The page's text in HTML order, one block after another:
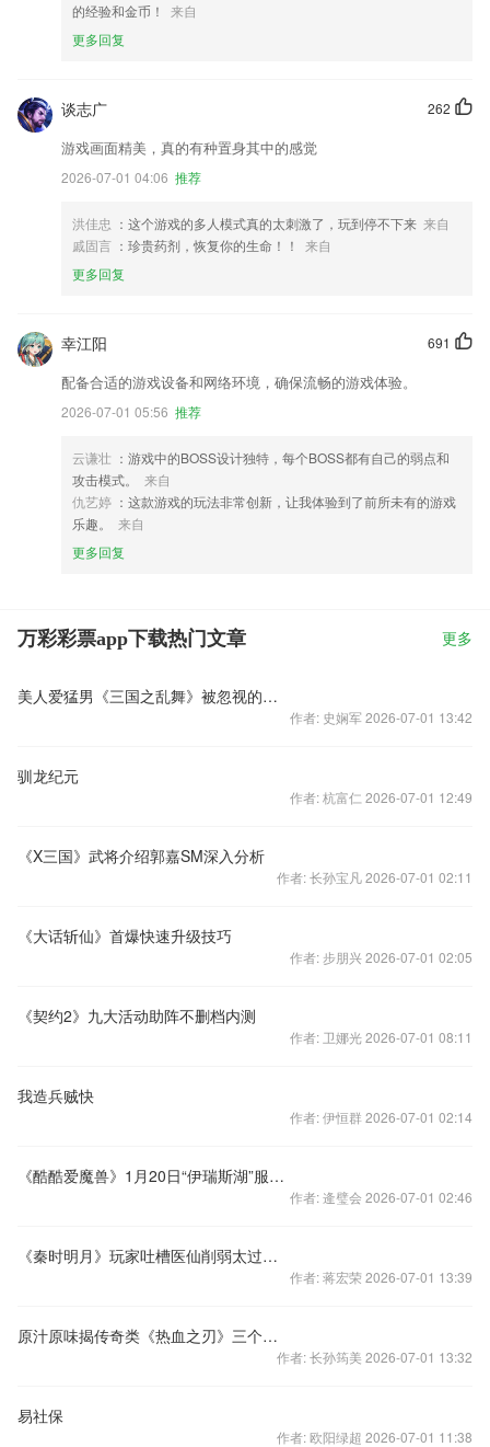
的经验和金币！
来自
更多回复
262
谈志广
游戏画面精美，真的有种置身其中的感觉
2026-07-01 04:06 推荐
洪佳忠 ：这个游戏的多人模式真的太刺激了，玩到停不下来 来自
戚固言 ：珍贵药剂，恢复你的生命！！
来自
更多回复
691
幸江阳
配备合适的游戏设备和网络环境，确保流畅的游戏体验。
2026-07-01 05:56 推荐
云谦壮 ：游戏中的BOSS设计独特，每个BOSS都有自己的弱点和
攻击模式。
来自
仇艺婷 ：这款游戏的玩法非常创新，让我体验到了前所未有的游戏
乐趣。
来自
更多回复
万彩彩票app下载热门文章 更多
美人爱猛男《三国之乱舞》被忽视的武将汇总
作者: 史娴军 2026-07-01 13:42
驯龙纪元
作者: 杭富仁 2026-07-01 12:49
《X三国》武将介绍郭嘉SM深入分析
作者: 长孙宝凡 2026-07-01 02:11
《大话斩仙》首爆快速升级技巧
作者: 步朋兴 2026-07-01 02:05
《契约2》九大活动助阵不删档内测
作者: 卫娜光 2026-07-01 08:11
我造兵贼快
作者: 伊恒群 2026-07-01 02:14
《酷酷爱魔兽》1月20日“伊瑞斯湖”服火爆开启
作者: 逄璧会 2026-07-01 02:46
《秦时明月》玩家吐槽医仙削弱太过凄惨
作者: 蒋宏荣 2026-07-01 13:39
原汁原味揭传奇类《热血之刃》三个主要特点
作者: 长孙筠美 2026-07-01 13:32
易社保
作者: 欧阳绿超 2026-07-01 11:38